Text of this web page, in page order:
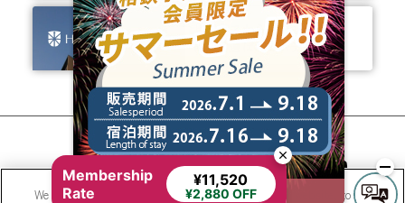
ビジネスからレジャーまで、
幅広く選ばれるホテルへ。
相鉄ホテルズ 公式SNS
We use cookies to improve your experience on our website, to
Membership
Rate
¥11,520
¥2,880 OFF